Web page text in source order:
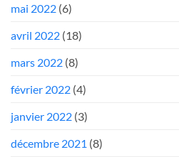
mai 2022 (6)
avril 2022 (18)
mars 2022 (8)
février 2022 (4)
janvier 2022 (3)
décembre 2021 (8)